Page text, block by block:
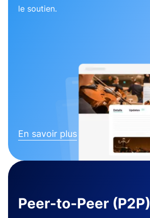
le soutien.
En savoir plus
Peer-to-Peer (P2P)